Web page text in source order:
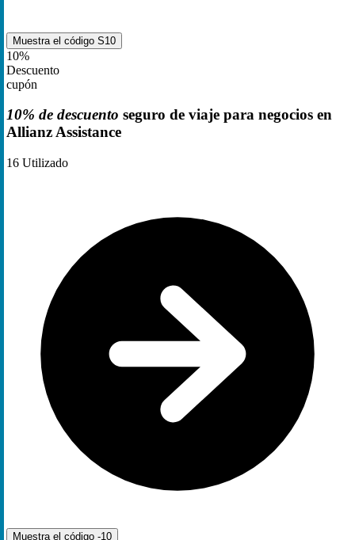
Muestra el código S10
10%
Descuento
cupón
10% de descuento seguro de viaje para negocios en
Allianz Assistance
16 Utilizado
Muestra el código -10